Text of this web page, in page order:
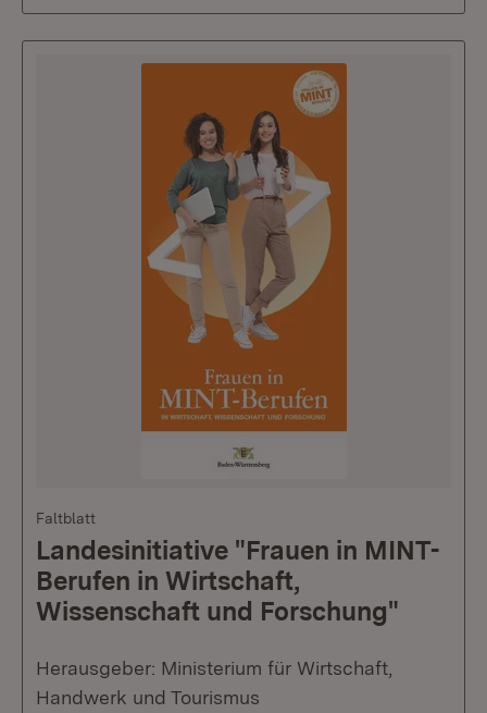
Faltblatt
Landesinitiative "Frauen in MINT-
Berufen in Wirtschaft,
Wissenschaft und Forschung"
Herausgeber: Ministerium für Wirtschaft,
Handwerk und Tourismus